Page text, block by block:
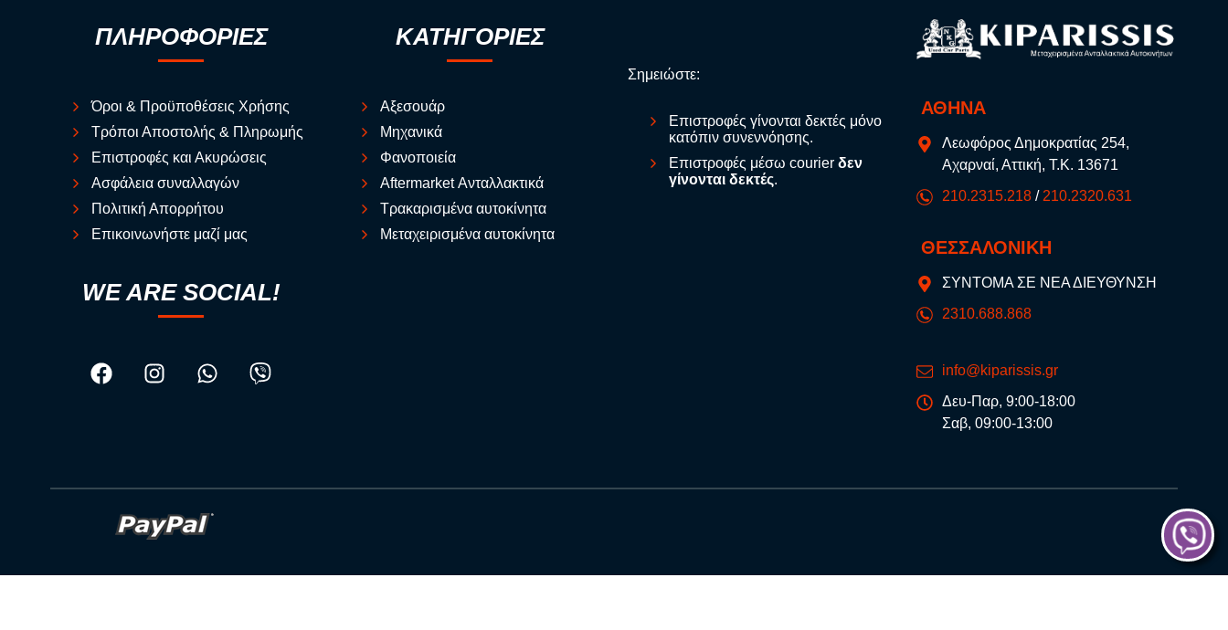
ΠΛΗΡΟΦΟΡΙΕΣ
Όροι & Προϋποθέσεις Χρήσης
Τρόποι Αποστολής & Πληρωμής
Επιστροφές και Ακυρώσεις
Ασφάλεια συναλλαγών
Πολιτική Απορρήτου
Επικοινωνήστε μαζί μας
WE ARE SOCIAL!
ΚΑΤΗΓΟΡΙΕΣ
Αξεσουάρ
Μηχανικά
Φανοποιεία
Aftermarket Ανταλλακτικά
Τρακαρισμένα αυτοκίνητα
Μεταχειρισμένα αυτοκίνητα
Σημειώστε:
Επιστροφές γίνονται δεκτές μόνο
κατόπιν συνεννόησης.
Επιστροφές μέσω courier δεν
γίνονται δεκτές.
ΑΘΗΝΑ
Λεωφόρος Δημοκρατίας 254,
Αχαρναί, Αττική, Τ.Κ. 13671
210.2315.218 / 210.2320.631
ΘΕΣΣΑΛΟΝΙΚΗ
ΣΥΝΤΟΜΑ ΣΕ ΝΕΑ ΔΙΕΥΘΥΝΣΗ
2310.688.868
info@kiparissis.gr
Δευ-Παρ, 9:00-18:00
Σαβ, 09:00-13:00